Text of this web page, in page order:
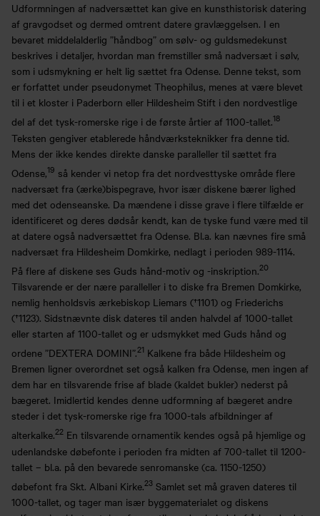
Udformningen af nadversættet kan give en kunsthistorisk datering
af gravgodset og dermed omtrent datere gravlæggelsen. I en
bevaret middelalderlig ”håndbog” om sølv- og guldsmedekunst
beskrives i detaljer, hvordan man fremstiller små nadversæt i sølv,
som i udsmykning er helt lig sættet fra Odense. Denne tekst, som
er forfattet under pseudonymet Theophilus, menes at være blevet
til i et kloster i Paderborn eller Hildesheim Stift i den nordvestlige
del af det tysk-romerske rige i de første årtier af 1100-tallet.18
Teksten gengiver etablerede håndværksteknikker fra denne tid.
Mens der ikke kendes direkte danske paralleller til sættet fra
Odense,19 så kender vi netop fra det nordvesttyske område flere
nadversæt fra (ærke)bispegrave, hvor især diskene bærer lighed
med det odenseanske. Da mændene i disse grave i flere tilfælde er
identificeret og deres dødsår kendt, kan de tyske fund være med til
at datere også nadversættet fra Odense. Bl.a. kan nævnes fire små
nadversæt fra Hildesheim Domkirke, nedlagt i perioden 989-1114.
På flere af diskene ses Guds hånd-motiv og -inskription.20
Tilsvarende er der nære paralleller i to diske fra Bremen Domkirke,
nemlig henholdsvis ærkebiskop Liemars (†1101) og Friederichs
(†1123). Sidstnævnte disk dateres til anden halvdel af 1000-tallet
eller starten af 1100-tallet og er udsmykket med Guds hånd og
ordene ”DEXTERA DOMINI”.21 Kalkene fra både Hildesheim og
Bremen ligner overordnet set også kalken fra Odense, men ingen af
dem har en tilsvarende frise af blade (kaldet bukler) nederst på
bægeret. Imidlertid kendes denne udformning af bægeret andre
steder i det tysk-romerske rige fra 1000-tals afbildninger af
alterkalke.22 En tilsvarende ornamentik kendes også på hjemlige og
udenlandske døbefonte i perioden fra midten af 700-tallet til 1200-
tallet – bl.a. på den bevarede senromanske (ca. 1150-1250)
døbefont fra Skt. Albani Kirke.23 Samlet set må graven dateres til
1000-tallet, og tager man især byggematerialet og diskens